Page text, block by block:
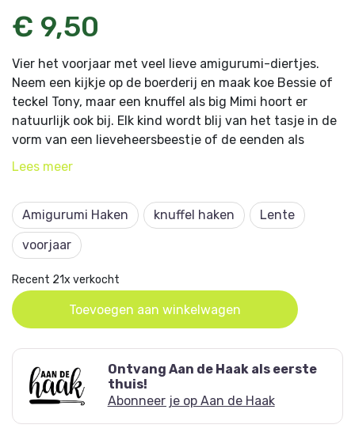
€ 9,50
Vier het voorjaar met veel lieve amigurumi-diertjes.
Neem een kijkje op de boerderij en maak koe Bessie of
teckel Tony, maar een knuffel als big Mimi hoort er
natuurlijk ook bij. Elk kind wordt blij van het tasje in de
vorm van een lieveheersbeestje of de eenden als
knuffeldoekje. Haak je zen met de vlinder yogi of haak
grappige paashazen of een feetastisch bloemetje als
versiering.
Lees meer
Amigurumi Haken knuffel haken
Lente
voorjaar
Recent 21x verkocht
Toevoegen aan winkelwagen
Ontvang Aan de Haak als eerste
thuis!
Abonneer je op Aan de Haak